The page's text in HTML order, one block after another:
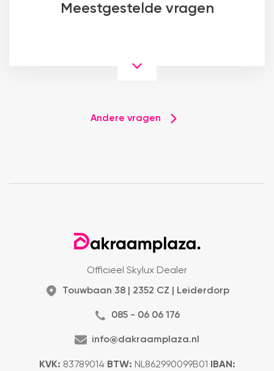
Meestgestelde vragen
Andere vragen
Officieel Skylux Dealer
Touwbaan 38 | 2352 CZ | Leiderdorp
085 - 06 06 176
info@dakraamplaza.nl
KVK: 83789014 BTW: NL862990099B01 IBAN: